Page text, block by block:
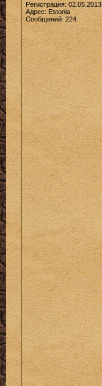
Регистрация: 02.05.2013
Адрес: Estonia
Сообщений: 224